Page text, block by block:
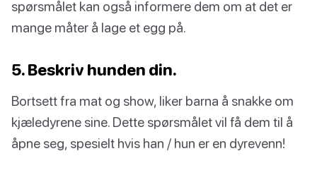
spørsmålet kan også informere dem om at det er
mange måter å lage et egg på.
5. Beskriv hunden din.
Bortsett fra mat og show, liker barna å snakke om
kjæledyrene sine. Dette spørsmålet vil få dem til å
åpne seg, spesielt hvis han / hun er en dyrevenn!